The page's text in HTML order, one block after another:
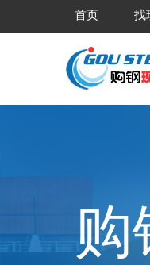
首页 找
购